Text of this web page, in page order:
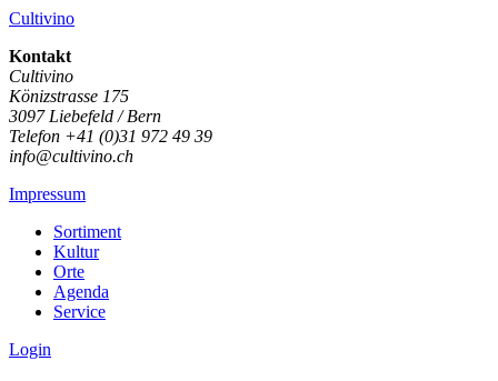
Cultivino
Kontakt
Cultivino
Könizstrasse 175
3097 Liebefeld / Bern
Telefon +41 (0)31 972 49 39
info@cultivino.ch
Impressum
Sortiment
Kultur
Orte
Agenda
Service
Login